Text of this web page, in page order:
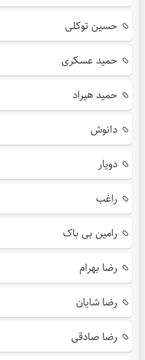
حسین توکلی
حمید عسکری
حمید هیراد
دانوش
دویار
راغب
رامین بی باک
رضا بهرام
رضا شایان
رضا صادقی